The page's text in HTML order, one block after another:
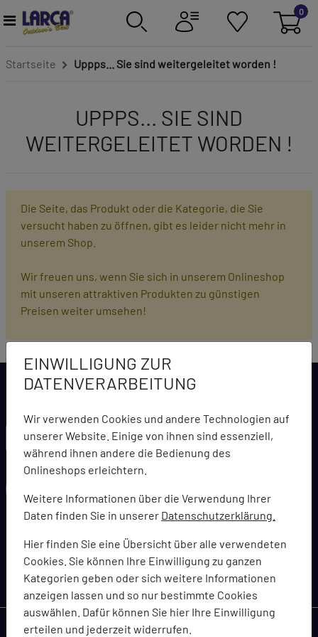
EINWILLIGUNG ZUR
DATENVERARBEITUNG
Wir verwenden Cookies und andere Technologien auf
unserer Website. Einige von ihnen sind essenziell,
während ihnen andere die Bedienung des
Onlineshops erleichtern.
Weitere Informationen über die Verwendung Ihrer
Daten finden Sie in unserer Datenschutzerklärung.
Hier finden Sie eine Übersicht über alle verwendeten
Cookies. Sie können Ihre Einwilligung zu ganzen
Kategorien geben oder sich weitere Informationen
anzeigen lassen und so nur bestimmte Cookies
auswählen. Dafür können Sie hier Ihre Einwilligung
erteilen und jederzeit widerrufen.
0
Startseite Uppps... Sie sind weitergeleitet worden !
UPPPS... SIE SIND
WEITERGELEITET WORDEN !
Die Seite, das Produkt oder die Kategorie, die Sie
versucht haben zu öffnen, gibt es leider nicht mehr in
unserem Shop.
Wir freuen uns, wenn Sie sich in unserem Onlineshop
mit unseren attraktiven Produkten zu günstigen
Preisen weiter umsehen!
LARCA NEWSLETTER
Bleiben Sie immer topaktuell informiert über Angebote,
Coupons und Gutscheinaktionen